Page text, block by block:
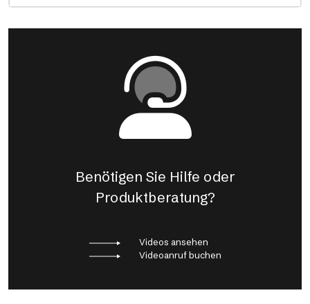
Benötigen Sie Hilfe oder
Produktberatung?
Videos ansehen
Videoanruf buchen